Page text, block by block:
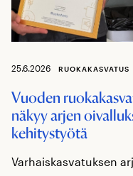
25.6.2026 RUOKAKASVATUS
Vuoden
näkyy arjen
kehitystyötä
Varhaiskasvatuksen